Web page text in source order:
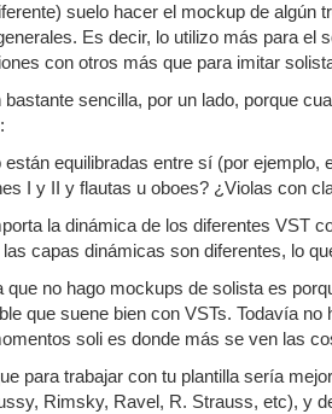
suelo hacer el mockup de algún
Es decir, lo utilizo más para el
con otros más que para imitar
bastante sencilla, por un lado, porque
equilibradas entre sí (por
I y II y flautas u oboes? ¿Violas con
la dinámica de los diferentes VST
capas dinámicas son diferentes, lo
que no hago mockups de solista es
que suene bien con VSTs. Todavía
soli es donde más se ven las
para trabajar con tu plantilla sería
Rimsky, Ravel, R. Strauss, etc), y